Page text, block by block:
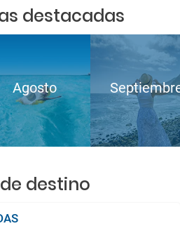
destacadas
Agosto
destino